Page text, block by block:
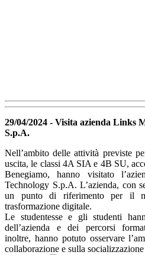
29/04/2024 - Visita azienda Links
S.p.A.
Nell’ambito delle attività previste
uscita, le classi 4A SIA e 4B SU,
Benegiamo, hanno visitato
Technology S.p.A. L’azienda, con
un punto di riferimento per il
trasformazione digitale.
Le studentesse e gli studenti
dell’azienda e dei percorsi
inoltre, hanno potuto osservare
collaborazione e sulla